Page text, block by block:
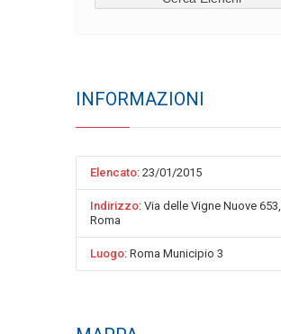
INFORMAZIONI
Elencato: 23/01/2015
Indirizzo: Via delle Vigne Nuove 653,
Roma
Luogo: Roma Municipio 3